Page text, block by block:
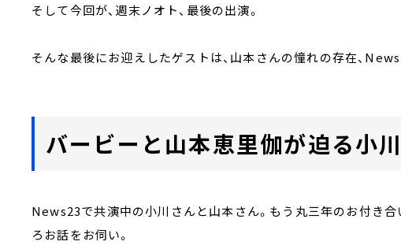
そして今回が、週末ノオト、最後の出演。
そんな最後にお迎えしたゲストは、山本さんの憧れの存在、
バービーと山本恵里伽が迫る小川
News23で共演中の小川さんと山本さん。もう丸三年のお付き合
ろお話をお伺い。